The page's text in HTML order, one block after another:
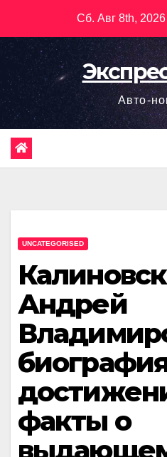
содержимому
Сб. Авг 8th, 2026
Авто-
UNCATEGORISED
Андрей
факты о